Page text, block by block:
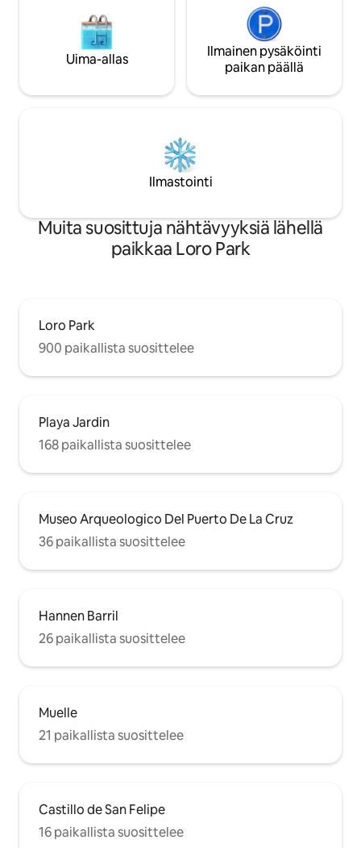
Uima-allas
Ilmainen pysäköinti
paikan päällä
Ilmastointi
Muita suosittuja nähtävyyksiä lähellä
paikkaa Loro Park
Loro Park
900 paikallista suosittelee
Playa Jardin
168 paikallista suosittelee
Museo Arqueologico Del Puerto De La Cruz
36 paikallista suosittelee
Hannen Barril
26 paikallista suosittelee
Muelle
21 paikallista suosittelee
Castillo de San Felipe
16 paikallista suosittelee